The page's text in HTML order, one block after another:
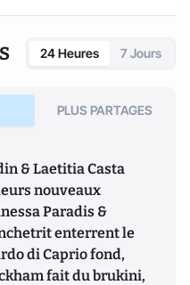
24 Heures 7 Jours
PLUS PARTAGES
& Laetitia Casta
nouveaux
Paradis &
enterrent le
di Caprio fond,
fait du brukini,